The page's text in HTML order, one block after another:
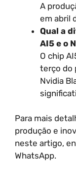
A
em abril
Qual a
AI5 e o
O chip
terço do
Nvidia
Para mais
produção e
neste artigo,
WhatsApp.